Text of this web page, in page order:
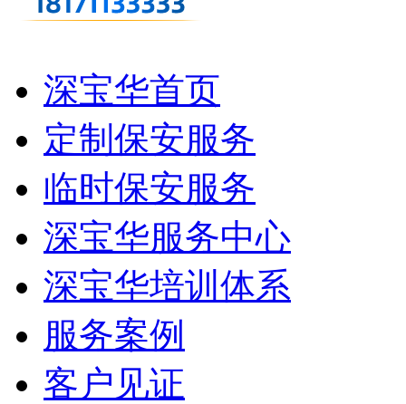
深宝华首页
定制保安服务
临时保安服务
深宝华服务中心
深宝华培训体系
服务案例
客户见证